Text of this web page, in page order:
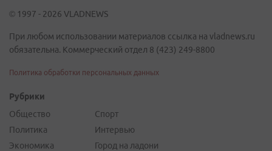
© 1997 - 2026 VLADNEWS
При любом использовании материалов ссылка на vladnews.ru
обязательна. Коммерческий отдел 8 (423) 249-8800
Политика обработки персональных данных
Рубрики
Общество
Политика
Экономика
Спорт
Интервью
Город на ладони